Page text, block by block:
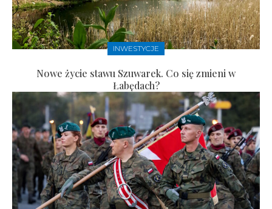
INWESTYCJE
Nowe życie stawu Szuwarek. Co się zmieni w
Łabędach?